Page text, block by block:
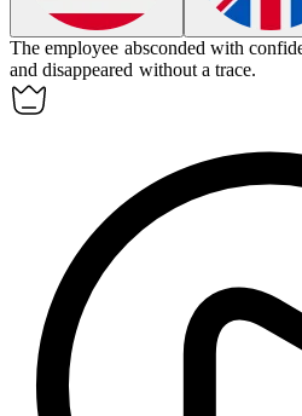
The employee absconded with
and disappeared without a trace.